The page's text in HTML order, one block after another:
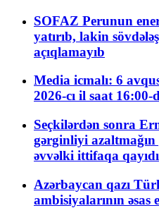
SOFAZ Perunun
yatırıb, lakin
açıqlamayıb
Media icmalı: 6
2026-cı il saat 16:00-
Seçkilərdən sonra
gərginliyi azaltmağın
əvvəlki ittifaqa
Azərbaycan qazı
ambisiyalarının